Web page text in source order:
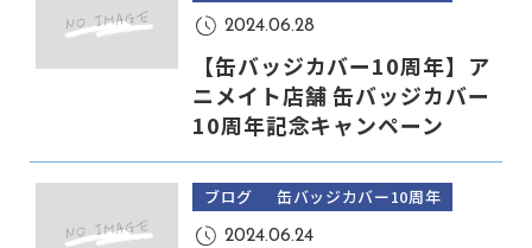
2024.06.28
【缶バッジカバー10周年】ア
ニメイト店舗 缶バッジカバー
10周年記念キャンペーン
2024.06.24
ブログ 缶バッジカバー10周年